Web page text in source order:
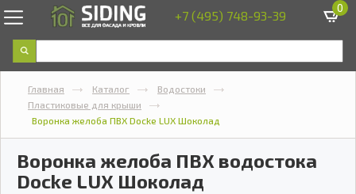
+7 (495) 748-93-39 0
Главная Каталог
Водостоки
Пластиковые для крыши
Воронка желоба ПВХ Docke LUX Шоколад
Воронка желоба ПВХ водостока
Docke LUX Шоколад